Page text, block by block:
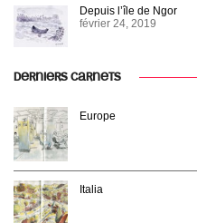
Depuis l’île de Ngor
février 24, 2019
DERNIERS CARNETS
Europe
Italia